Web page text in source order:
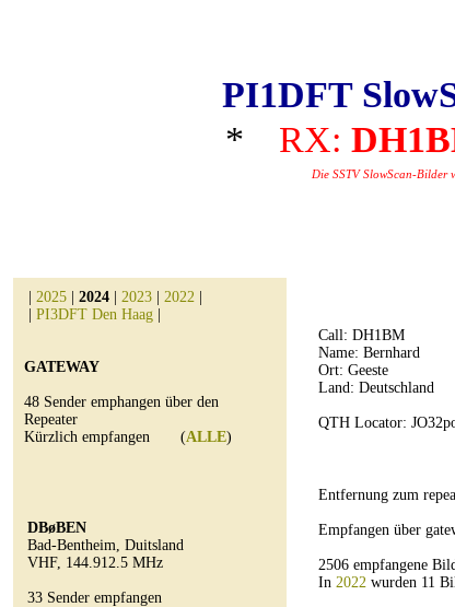
PI1DFT
*
RX:
Die SSTV SlowScan-Bilder
2025 2024 2023 2022
PI3DFT Den Haag
GATEWAY
48 Sender emphangen über den
Repeater
Kürzlich empfangen (ALLE)
DBøBEN
Bad-Bentheim, Duitsland
VHF, 144.912.5 MHz
33 Sender empfangen
Call: DH1BM
Name: Bernhard
Ort: Geeste
Land: Deutschland
QTH Locator:
Entfernung zum
Empfangen über
2506 empfangene
In 2022 wurden 11